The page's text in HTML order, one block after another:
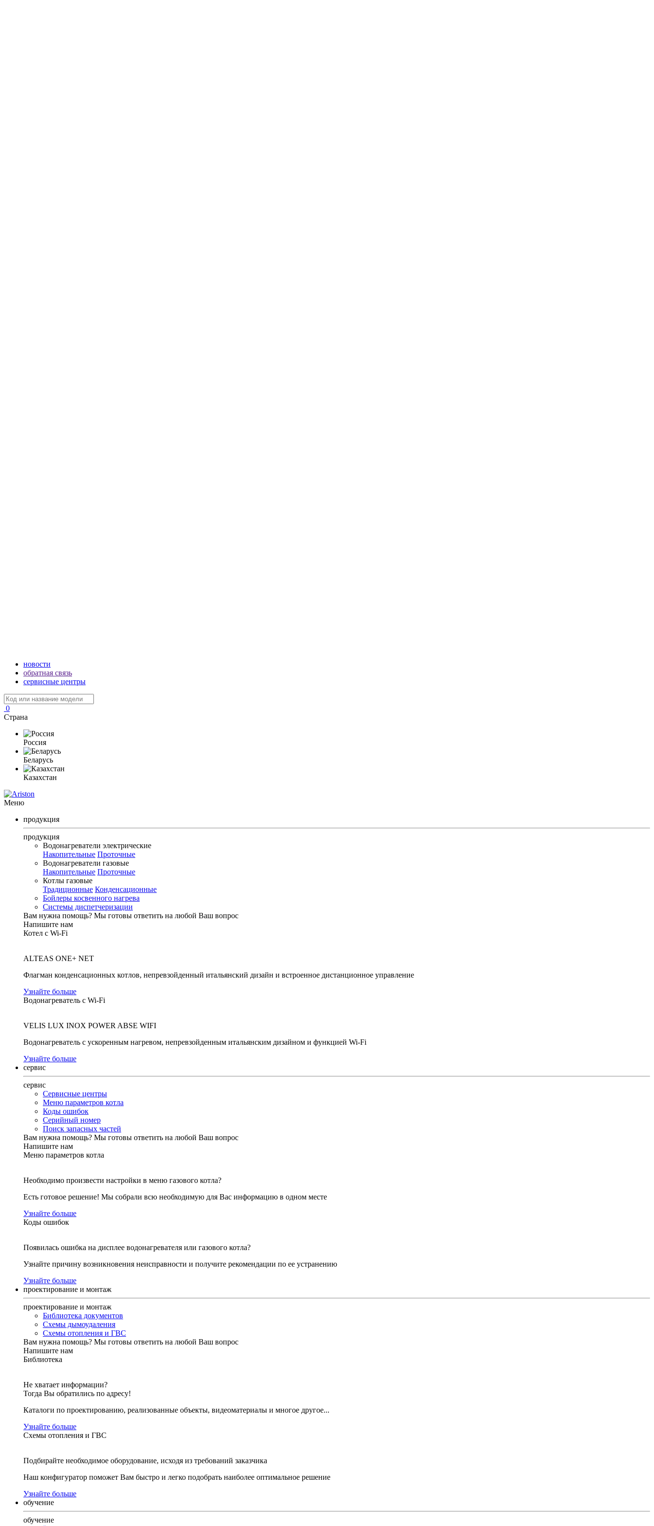
новости
обратная связь
сервисные центры
0
Страна
Россия
Беларусь
Казахстан
Меню
продукция
продукция
Водонагреватели электрические
Накопительные Проточные
Водонагреватели газовые
Накопительные Проточные
Котлы газовые
Традиционные Конденсационные
Бойлеры косвенного нагрева
Системы диспетчеризации
Вам нужна помощь? Мы готовы ответить на любой Ваш вопрос
Напишите нам
Котел с Wi-Fi
ALTEAS ONE+ NET
Флагман конденсационных котлов, непревзойденный итальянский дизайн и встроенное дистанционное управление
Узнайте больше
Водонагреватель с Wi-Fi
VELIS LUX INOX POWER ABSE WIFI
Водонагреватель с ускоренным нагревом, непревзойденным итальянским дизайном и функцией Wi-Fi
Узнайте больше
сервис
сервис
Сервисные центры
Меню параметров котла
Коды ошибок
Серийный номер
Поиск запасных частей
Вам нужна помощь? Мы готовы ответить на любой Ваш вопрос
Напишите нам
Меню параметров котла
Необходимо произвести настройки в меню газового котла?
Есть готовое решение! Мы собрали всю необходимую для Вас информацию в одном месте
Узнайте больше
Коды ошибок
Появилась ошибка на дисплее водонагревателя или газового котла?
Узнайте причину возникновения неисправности и получите рекомендации по ее устранению
Узнайте больше
проектирование и монтаж
проектирование и монтаж
Библиотека документов
Схемы дымоудаления
Схемы отопления и ГВС
Вам нужна помощь? Мы готовы ответить на любой Ваш вопрос
Напишите нам
Библиотека
Не хватает информации?
Тогда Вы обратились по адресу!
Каталоги по проектированию, реализованные объекты, видеоматериалы и многое другое...
Узнайте больше
Схемы отопления и ГВС
Подбирайте необходимое оборудование, исходя из требований заказчика
Наш конфигуратор поможет Вам быстро и легко подобрать наиболее оптимальное решение
Узнайте больше
обучение
обучение